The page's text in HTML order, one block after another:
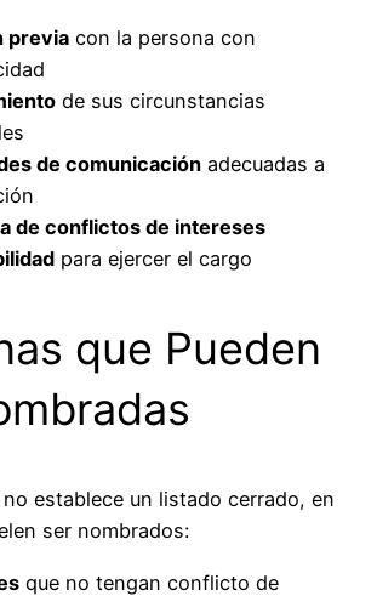
previa con la persona con
de sus circunstancias
de comunicación adecuadas a
de conflictos de intereses
para ejercer el cargo
que Pueden
establece un listado cerrado, en
ser nombrados:
que no tengan conflicto de